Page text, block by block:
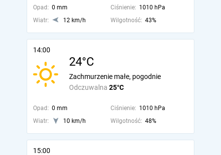
Opad: 0 mm Ciśnienie: 1010 hPa
Wiatr:
12 km/h Wilgotność: 43%
14:00
24°C
Odczuwalna 25°C
Zachmurzenie małe, pogodnie
Opad: 0 mm Ciśnienie: 1010 hPa
Wiatr:
10 km/h Wilgotność: 48%
15:00